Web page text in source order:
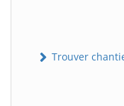
Trouver